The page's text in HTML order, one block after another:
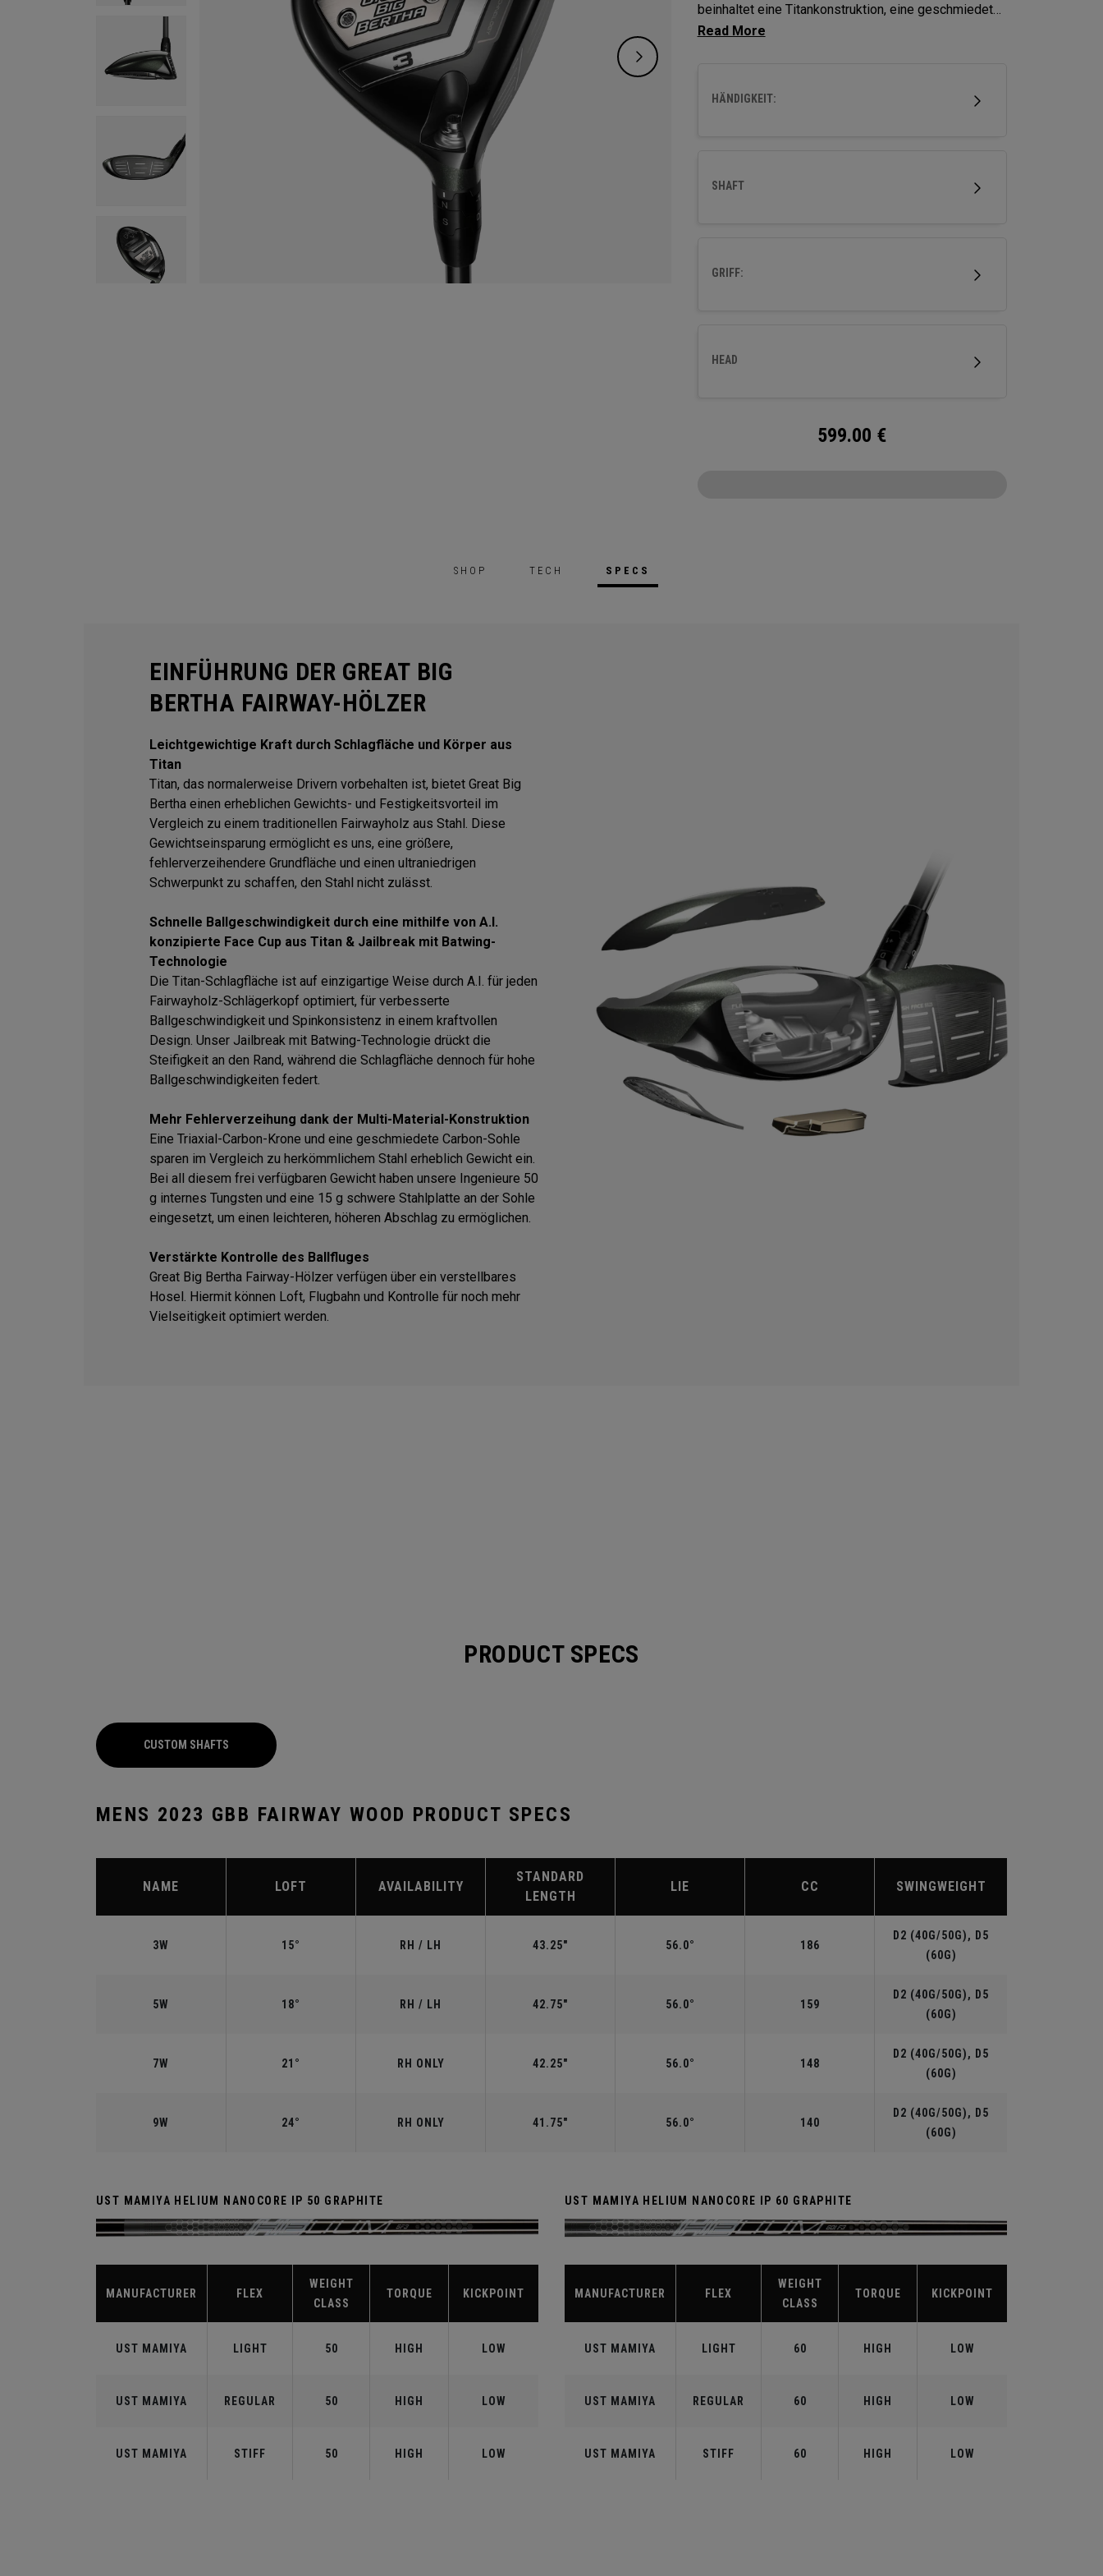
beinhaltet eine Titankonstruktion, eine geschmiedete
Carbon-Sohle und eine Gewichtung aus mehreren
HÄNDIGKEIT:
SHAFT
GRIFF:
HEAD
599.00 €
SHOP TECH SPECS
EINFÜHRUNG DER GREAT BIG
BERTHA FAIRWAY-HÖLZER
Leichtgewichtige Kraft durch Schlagfläche und Körper aus
Titan
Titan, das normalerweise Drivern vorbehalten ist, bietet Great Big
Bertha einen erheblichen Gewichts- und Festigkeitsvorteil im
Vergleich zu einem traditionellen Fairwayholz aus Stahl. Diese
Gewichtseinsparung ermöglicht es uns, eine größere,
fehlerverzeihendere Grundfläche und einen ultraniedrigen
Schwerpunkt zu schaffen, den Stahl nicht zulässt.
Schnelle Ballgeschwindigkeit durch eine mithilfe von A.I.
konzipierte Face Cup aus Titan & Jailbreak mit Batwing-
Technologie
Die Titan-Schlagfläche ist auf einzigartige Weise durch A.I. für jeden
Fairwayholz-Schlägerkopf optimiert, für verbesserte
Ballgeschwindigkeit und Spinkonsistenz in einem kraftvollen
Design. Unser Jailbreak mit Batwing-Technologie drückt die
Steifigkeit an den Rand, während die Schlagfläche dennoch für hohe
Ballgeschwindigkeiten federt.
Mehr Fehlerverzeihung dank der Multi-Material-Konstruktion
Eine Triaxial-Carbon-Krone und eine geschmiedete Carbon-Sohle
sparen im Vergleich zu herkömmlichem Stahl erheblich Gewicht ein.
Bei all diesem frei verfügbaren Gewicht haben unsere Ingenieure 50
g internes Tungsten und eine 15 g schwere Stahlplatte an der Sohle
eingesetzt, um einen leichteren, höheren Abschlag zu ermöglichen.
Verstärkte Kontrolle des Ballfluges
Great Big Bertha Fairway-Hölzer verfügen über ein verstellbares
Hosel. Hiermit können Loft, Flugbahn und Kontrolle für noch mehr
Vielseitigkeit optimiert werden.
PRODUCT SPECS
CUSTOM SHAFTS
MENS 2023 GBB FAIRWAY WOOD PRODUCT SPECS
NAME LOFT AVAILABILITY
STANDARD
LENGTH
LIE CC SWINGWEIGHT
3W 15° RH / LH 43.25" 56.0° 186
D2 (40G/50G), D5
(60G)
5W 18° RH / LH 42.75" 56.0° 159
D2 (40G/50G), D5
(60G)
7W 21° RH ONLY 42.25" 56.0° 148
D2 (40G/50G), D5
(60G)
9W 24° RH ONLY 41.75" 56.0° 140
D2 (40G/50G), D5
(60G)
UST MAMIYA HELIUM NANOCORE IP 50 GRAPHITE
MANUFACTURER FLEX
WEIGHT
CLASS
TORQUE KICKPOINT
UST MAMIYA LIGHT 50 HIGH LOW
UST MAMIYA REGULAR 50 HIGH LOW
UST MAMIYA STIFF 50 HIGH LOW
UST MAMIYA HELIUM NANOCORE IP 60 GRAPHITE
MANUFACTURER FLEX
WEIGHT
CLASS
TORQUE KICKPOINT
UST MAMIYA LIGHT 60 HIGH LOW
UST MAMIYA REGULAR 60 HIGH LOW
UST MAMIYA STIFF 60 HIGH LOW